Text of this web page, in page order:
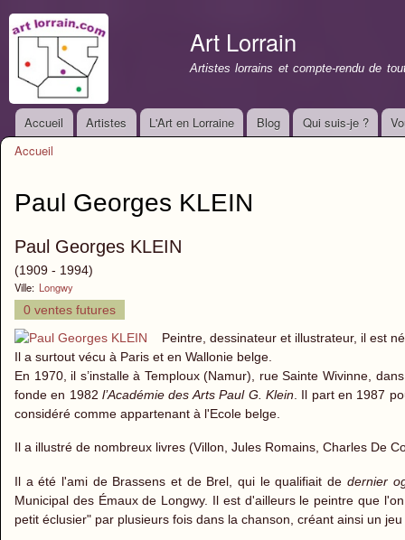
Art Lorrain
Artistes lorrains et compte-rendu de
Menu principal
Accueil Artistes L'Art en Lorraine Blog Qui suis-je ?
Accueil
Paul Georges KLEIN
Paul Georges KLEIN
(1909 - 1994)
Ville: Longwy
0 ventes futures
Peintre, dessinateur et illustrateur, il est
Il a surtout vécu à Paris et en Wallonie belge.
En 1970, il s’installe à Temploux (Namur), rue Sainte Wivinne,
fonde en 1982l’Académie des Arts Paul G. Klein. Il part en 1987
considéré comme appartenant à l'Ecole belge.
Il a illustré de nombreux livres (Villon, Jules Romains, Charles De
Il a été l'ami de Brassens et de Brel, qui le qualifiait de dernier
Municipal des Émaux de Longwy. Il est d'ailleurs le peintre que
petit éclusier" par plusieurs fois dans la chanson, créant ainsi un